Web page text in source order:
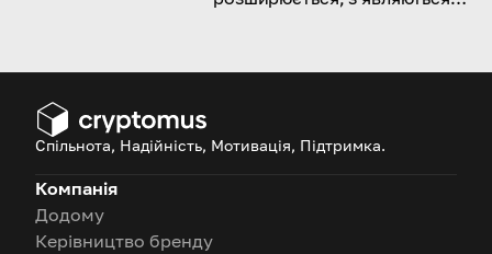
смарт-контракт і для чого він
Спільнота, Надійність, Мотивація, Підтримка.
Компанія
Додому
Керівництво бренду